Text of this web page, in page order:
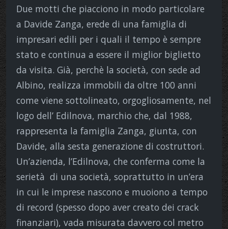
Due motti che piacciono in modo particolare
a Davide Zanga, erede di una famiglia di
impresari edili per i quali il tempo è sempre
stato e continua a essere il miglior biglietto
da visita. Già, perchè la società, con sede ad
Albino, realizza immobili da oltre 100 anni
come viene sottolineato, orgogliosamente, nel
logo dell’ Edilnova, marchio che, dal 1988,
rappresenta la famiglia Zanga, giunta, con
Davide, alla sesta generazione di costruttori.
Un’azienda, l’Edilnova, che conferma come la
serietà di una società, soprattutto in un’era
in cui le imprese nascono e muoiono a tempo
di record (spesso dopo aver creato dei crack
finanziari), vada misurata davvero col metro